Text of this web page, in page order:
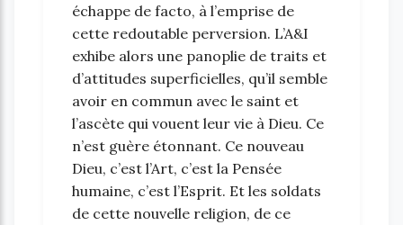
échappe de facto, à l’emprise de
cette redoutable perversion. L’A&I
exhibe alors une panoplie de traits et
d’attitudes superficielles, qu’il semble
avoir en commun avec le saint et
l’ascète qui vouent leur vie à Dieu. Ce
n’est guère étonnant. Ce nouveau
Dieu, c’est l’Art, c’est la Pensée
humaine, c’est l’Esprit. Et les soldats
de cette nouvelle religion, de ce